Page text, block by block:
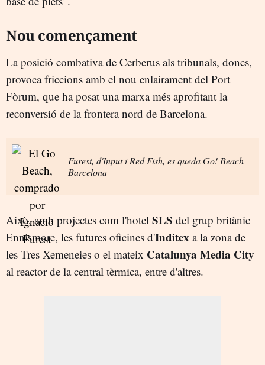
Nou començament
La posició combativa de Cerberus als tribunals, doncs,
provoca friccions amb el nou enlairament del Port
Fòrum, que ha posat una marxa més aprofitant la
reconversió de la frontera nord de Barcelona.
Furest, d'Input i Red Fish, es queda Go! Beach
Barcelona
Això, amb projectes com l'hotel SLS del grup britànic
Ennismore, les futures oficines d'Inditex a la zona de
les Tres Xemeneies o el mateix Catalunya Media City
al reactor de la central tèrmica, entre d'altres.